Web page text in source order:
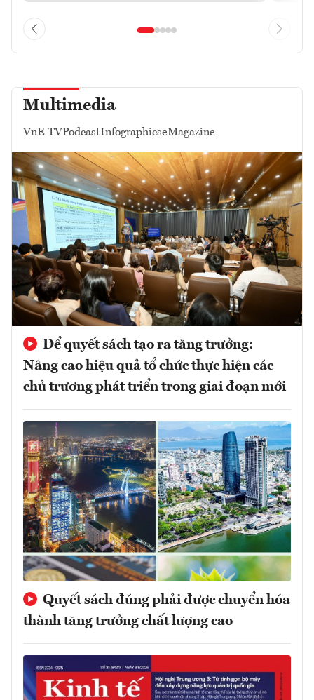
Multimedia
VnE TVPodcastInfographicseMagazine
Để quyết sách tạo ra tăng trưởng:
Nâng cao hiệu quả tổ chức thực hiện các
chủ trương phát triển trong giai đoạn mới
Quyết sách đúng phải được chuyển hóa
thành tăng trưởng chất lượng cao